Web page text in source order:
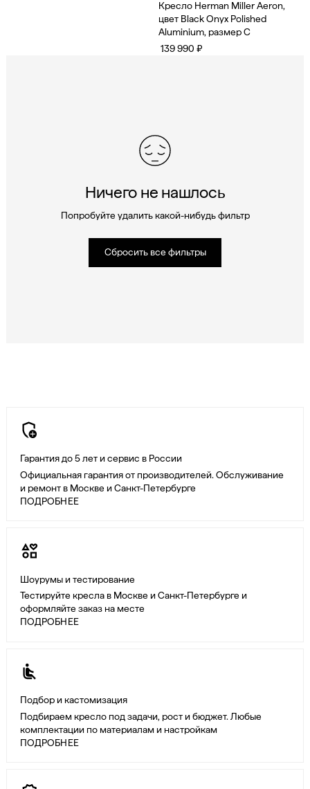
Кресло Herman Miller Aeron,
цвет Black Onyx Polished
Aluminium, размер C
139 990 ₽
Ничего не нашлось
Попробуйте удалить какой-нибудь фильтр
Сбросить все фильтры
Гарантия до 5 лет и сервис в России
Официальная гарантия от производителей. Обслуживание
и ремонт в Москве и Санкт-Петербурге
ПОДРОБНЕЕ
Шоурумы и тестирование
Тестируйте кресла в Москве и Санкт-Петербурге и
оформляйте заказ на месте
ПОДРОБНЕЕ
Подбор и кастомизация
Подбираем кресло под задачи, рост и бюджет. Любые
комплектации по материалам и настройкам
ПОДРОБНЕЕ